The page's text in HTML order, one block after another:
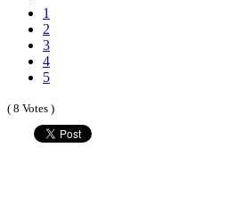
1
2
3
4
5
( 8 Votes )